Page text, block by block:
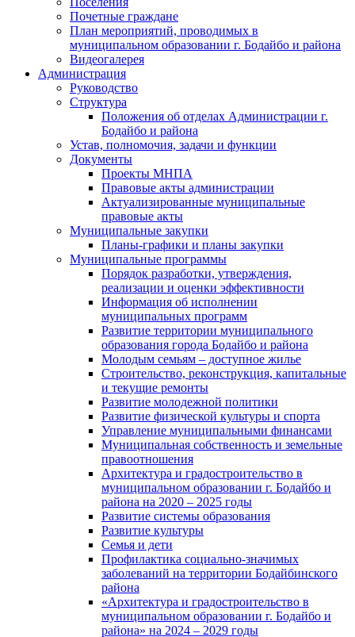
Почетные граждане
План мероприятий, проводимых в
муниципальном образовании г. Бодайбо и района
Видеогалерея
Администрация
Руководство
Структура
Положения об отделах Администрации г.
Бодайбо и района
Устав, полномочия, задачи и функции
Документы
Проекты МНПА
Правовые акты администрации
Актуализированные муниципальные
правовые акты
Муниципальные закупки
Планы-графики и планы закупки
Муниципальные программы
Порядок разработки, утверждения,
реализации и оценки эффективности
Информация об исполнении
муниципальных программ
Развитие территории муниципального
образования города Бодайбо и района
Молодым семьям – доступное жилье
Строительство, реконструкция, капитальные
и текущие ремонты
Развитие молодежной политики
Развитие физической культуры и спорта
Управление муниципальными финансами
Муниципальная собственность и земельные
правоотношения
Архитектура и градостроительство в
муниципальном образовании г. Бодайбо и
района на 2020 – 2025 годы
Развитие системы образования
Развитие культуры
Семья и дети
Профилактика социально-значимых
заболеваний на территории Бодайбинского
района
«Архитектура и градостроительство в
муниципальном образовании г. Бодайбо и
района» на 2024 – 2029 годы